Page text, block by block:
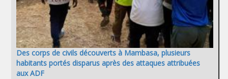
Des corps de civils découverts à Mambasa, plusieurs
habitants portés disparus après des attaques attribuées
aux ADF